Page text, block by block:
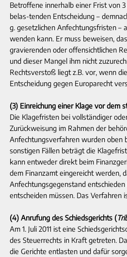
Betroffene innerhalb einer Frist von 3
belas-tenden Entscheidung –
g. gesetzlichen Anfechtungsfristen –
wenden kann. Er muss beweisen,
gravierenden oder offensichtlichen
und dieser Mangel ihm nicht
Rechtsverstoß liegt z.B. vor, wenn
Entscheidung gegen Europarecht
(3) Einreichung einer Klage vor dem
Die Klagefristen bei vollständiger
Zurückweisung im Rahmen der
Anfechtungsverfahren wurden oben
sonstigen Fällen beträgt die
kann entweder direkt beim
dem Finanzamt eingereicht werden,
Anfechtungsgegenstand
entscheiden müssen. Das Verfahren
(4) Anrufung des Schiedsgerichts (
Am 1. Juli 2011 ist eine
des Steuerrechts in Kraft getreten.
die Gerichte entlasten und dafür